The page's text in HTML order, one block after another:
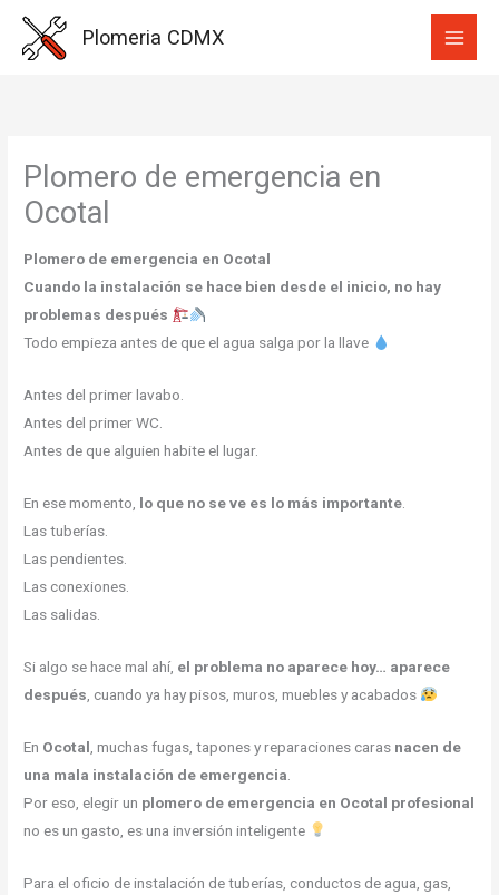
Plomeria CDMX
Plomero de emergencia en
Ocotal
Plomero de emergencia en Ocotal
Cuando la instalación se hace bien desde el inicio, no hay
problemas después
Todo empieza antes de que el agua salga por la llave
Antes del primer lavabo.
Antes del primer WC.
Antes de que alguien habite el lugar.
En ese momento, lo que no se ve es lo más importante
Las tuberías.
Las pendientes.
Las conexiones.
Las salidas.
Si algo se hace mal ahí, el problema no aparece hoy… aparece
después , cuando ya hay pisos, muros, muebles y acabados
En Ocotal , muchas fugas, tapones y reparaciones caras nacen de
una mala instalación de emergencia
Por eso, elegir un plomero de emergencia en Ocotal profesional
no es un gasto, es una inversión inteligente
Para el oficio de instalación de tuberías, conductos de agua, gas,